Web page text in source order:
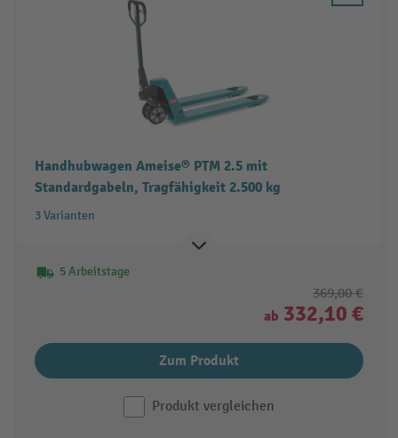
Handhubwagen Ameise® PTM 2.5 mit
Standardgabeln, Tragfähigkeit 2.500 kg
3 Varianten
5 Arbeitstage
369,00 €
ab 332,10 €
Zum Produkt
Produkt vergleichen